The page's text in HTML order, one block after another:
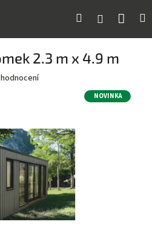
Hledat Přihlášení
2.3 m x 4.9 m
NOVINKA